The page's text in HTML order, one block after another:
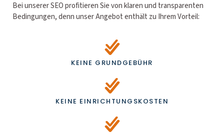
Bei unserer SEO profitieren Sie von klaren und transparenten
Bedingungen, denn unser Angebot enthält zu Ihrem Vorteil:
KEINE GRUNDGEBÜHR
KEINE EINRICHTUNGSKOSTEN